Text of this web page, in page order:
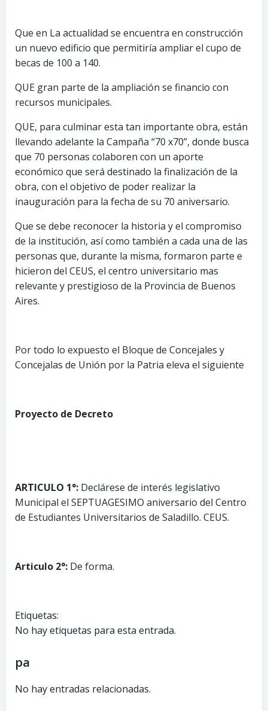
Que en La actualidad se encuentra en construcción
un nuevo edificio que permitiría ampliar el cupo de
becas de 100 a 140.
QUE gran parte de la ampliación se financio con
recursos municipales.
QUE, para culminar esta tan importante obra, están
llevando adelante la Campaña “70 x70”, donde busca
que 70 personas colaboren con un aporte
económico que será destinado la finalización de la
obra, con el objetivo de poder realizar la
inauguración para la fecha de su 70 aniversario.
Que se debe reconocer la historia y el compromiso
de la institución, así como también a cada una de las
personas que, durante la misma, formaron parte e
hicieron del CEUS, el centro universitario mas
relevante y prestigioso de la Provincia de Buenos
Aires.
Por todo lo expuesto el Bloque de Concejales y
Concejalas de Unión por la Patria eleva el siguiente
Proyecto de Decreto
ARTICULO 1°: Declárese de interés legislativo
Municipal el SEPTUAGESIMO aniversario del Centro
de Estudiantes Universitarios de Saladillo. CEUS.
Articulo 2°: De forma.
Etiquetas:
No hay etiquetas para esta entrada.
pa
No hay entradas relacionadas.